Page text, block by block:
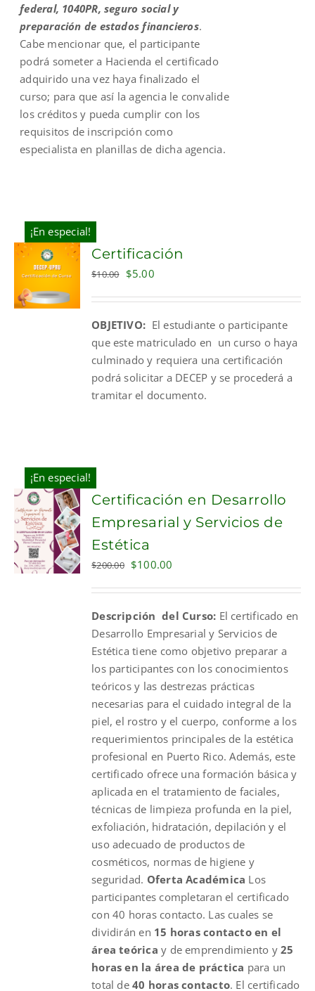
federal, 1040PR, seguro social y
preparación de estados financieros.
Cabe mencionar que, el participante
podrá someter a Hacienda el certificado
adquirido una vez haya finalizado el
curso; para que así la agencia le convalide
los créditos y pueda cumplir con los
requisitos de inscripción como
especialista en planillas de dicha agencia.
¡En especial!
ADD TO
CART
Certificación
$10.00 Original
$10.00.
$5.00Current
$5.00.
OBJETIVO: El estudiante o participante
que este matriculado en un curso o haya
culminado y requiera una certificación
podrá solicitar a DECEP y se procederá a
tramitar el documento.
¡En especial!
ADD TO
CART
Certificación en Desarrollo
Empresarial y Servicios de
Estética
$200.00 Original
$200.00.
$100.00
$100.00.
Descripción del Curso: El certificado en
Desarrollo Empresarial y Servicios de
Estética tiene como objetivo preparar a
los participantes con los conocimientos
teóricos y las destrezas prácticas
necesarias para el cuidado integral de la
piel, el rostro y el cuerpo, conforme a los
requerimientos principales de la estética
profesional en Puerto Rico. Además, este
certificado ofrece una formación básica y
aplicada en el tratamiento de faciales,
técnicas de limpieza profunda en la piel,
exfoliación, hidratación, depilación y el
uso adecuado de productos de
cosméticos, normas de higiene y
seguridad. Oferta Académica Los
participantes completaran el certificado
con 40 horas contacto. Las cuales se
dividirán en 15 horas contacto en el
área teórica y de emprendimiento y25
horas en la área de práctica para un
total de40 horas contacto. El certificado